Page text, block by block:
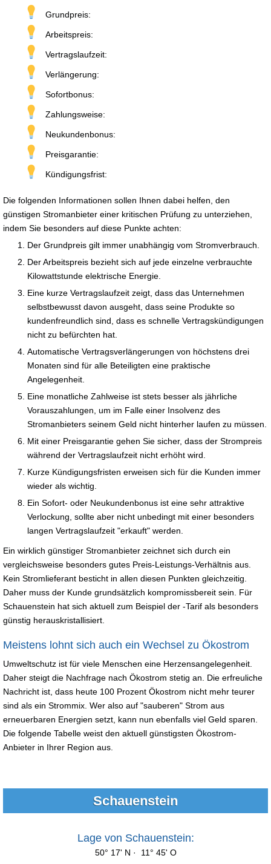
Grundpreis:
Arbeitspreis:
Vertragslaufzeit:
Verlängerung:
Sofortbonus:
Zahlungsweise:
Neukundenbonus:
Preisgarantie:
Kündigungsfrist:
Die folgenden Informationen sollen Ihnen dabei helfen, den
günstigen Stromanbieter einer kritischen Prüfung zu unterziehen,
indem Sie besonders auf diese Punkte achten:
Der Grundpreis gilt immer unabhängig vom Stromverbrauch.
Der Arbeitspreis bezieht sich auf jede einzelne verbrauchte
Kilowattstunde elektrische Energie.
Eine kurze Vertragslaufzeit zeigt, dass das Unternehmen
selbstbewusst davon ausgeht, dass seine Produkte so
kundenfreundlich sind, dass es schnelle Vertragskündigungen
nicht zu befürchten hat.
Automatische Vertragsverlängerungen von höchstens drei
Monaten sind für alle Beteiligten eine praktische
Angelegenheit.
Eine monatliche Zahlweise ist stets besser als jährliche
Vorauszahlungen, um im Falle einer Insolvenz des
Stromanbieters seinem Geld nicht hinterher laufen zu müssen.
Mit einer Preisgarantie gehen Sie sicher, dass der Strompreis
während der Vertragslaufzeit nicht erhöht wird.
Kurze Kündigungsfristen erweisen sich für die Kunden immer
wieder als wichtig.
Ein Sofort- oder Neukundenbonus ist eine sehr attraktive
Verlockung, sollte aber nicht unbedingt mit einer besonders
langen Vertragslaufzeit "erkauft" werden.
Ein wirklich günstiger Stromanbieter zeichnet sich durch ein
vergleichsweise besonders gutes Preis-Leistungs-Verhältnis aus.
Kein Stromlieferant besticht in allen diesen Punkten gleichzeitig.
Daher muss der Kunde grundsätzlich kompromissbereit sein. Für
Schauenstein hat sich aktuell zum Beispiel der -Tarif als besonders
günstig herauskristallisiert.
Meistens lohnt sich auch ein Wechsel zu Ökostrom
Umweltschutz ist für viele Menschen eine Herzensangelegenheit.
Daher steigt die Nachfrage nach Ökostrom stetig an. Die erfreuliche
Nachricht ist, dass heute 100 Prozent Ökostrom nicht mehr teurer
sind als ein Strommix. Wer also auf "sauberen" Strom aus
erneuerbaren Energien setzt, kann nun ebenfalls viel Geld sparen.
Die folgende Tabelle weist den aktuell günstigsten Ökostrom-
Anbieter in Ihrer Region aus.
Schauenstein
Lage von Schauenstein:
50° 17' N · 11° 45' O